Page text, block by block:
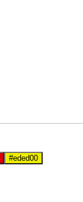
#eded00